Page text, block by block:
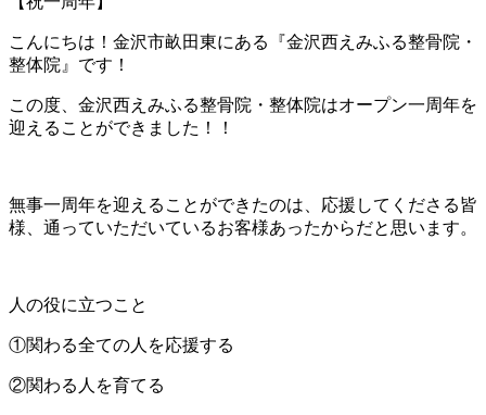
こんにちは！金沢市畝田東にある『金沢西えみふる整骨院・
整体院』です！
この度、金沢西えみふる整骨院・整体院はオープン一周年を
迎えることができました！！
無事一周年を迎えることができたのは、応援してくださる皆
様、通っていただいているお客様あったからだと思います。
人の役に立つこと
①関わる全ての人を応援する
②関わる人を育てる